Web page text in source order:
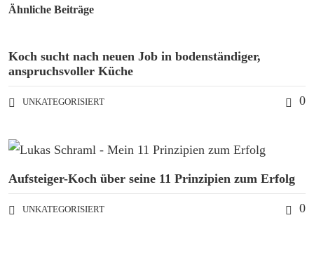
Ähnliche Beiträge
Koch sucht nach neuen Job in bodenständiger,
anspruchsvoller Küche
UNKATEGORISIERT 0
Aufsteiger-Koch über seine 11 Prinzipien zum Erfolg
UNKATEGORISIERT 0